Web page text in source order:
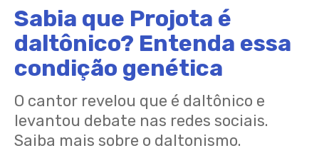
Sabia que Projota é
daltônico? Entenda essa
condição genética
O cantor revelou que é daltônico e
levantou debate nas redes sociais.
Saiba mais sobre o daltonismo.